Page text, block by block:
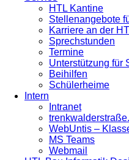
HTL Kantine
Stellenangebote
Karriere an der
Sprechstunden
Termine
Unterstützung für
Beihilfen
Schülerheime
Intern
Intranet
WebUntis –
MS Teams
Webmail